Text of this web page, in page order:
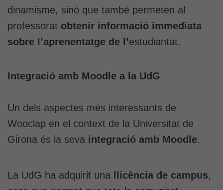
dinamisme, sinó que també permeten al
professorat obtenir informació immediata
sobre l’aprenentatge de l’estudiantat.
Integració amb Moodle a la UdG
Un dels aspectes més interessants de
Wooclap en el context de la Universitat de
Girona és la seva integració amb Moodle.
La UdG ha adquirit una llicència de campus,